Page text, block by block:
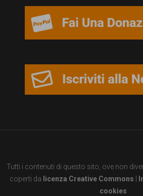
Tutti i contenuti di questo sito, ove non
coperti da licenza Creative Commons
cookies